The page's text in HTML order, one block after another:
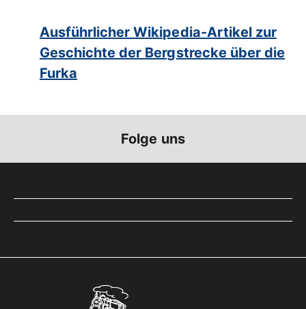
Ausführlicher Wikipedia-Artikel zur
Geschichte der Bergstrecke über die
Furka
Folge uns